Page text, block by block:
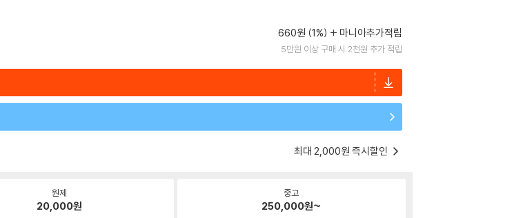
660원 (1%) 마니아추가적립
5만원 이상 구매 시 2천원 추가 적립
최대 2,000원 즉시할인
원제
20,000원
중고
250,000원~